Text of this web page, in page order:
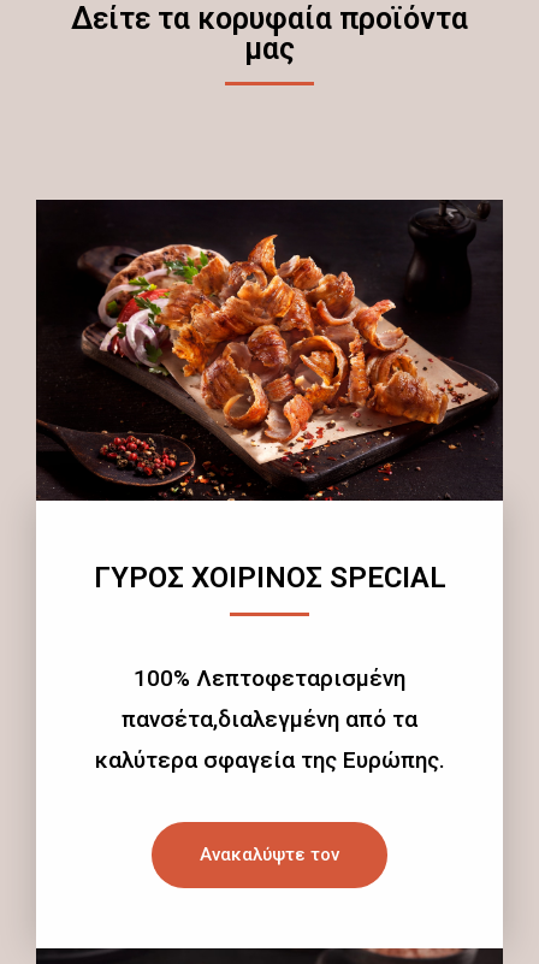
Δείτε τα κορυφαία προϊόντα
μας
ΓΥΡΟΣ ΧΟΙΡΙΝΟΣ SPECIAL
100% Λεπτοφεταρισμένη
πανσέτα,διαλεγμένη από τα
καλύτερα σφαγεία της Ευρώπης.
Ανακαλύψτε τον